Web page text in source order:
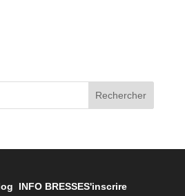
Rechercher
INFO BRESSES'inscrire